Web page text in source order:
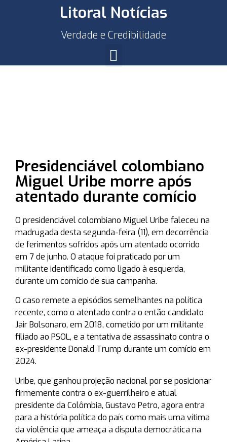
Litoral Notícias
Verdade e Credibilidade
Presidenciável colombiano
Miguel Uribe morre após
atentado durante comício
O presidenciável colombiano Miguel Uribe faleceu na
madrugada desta segunda-feira (11), em decorrência
de ferimentos sofridos após um atentado ocorrido
em 7 de junho. O ataque foi praticado por um
militante identificado como ligado à esquerda,
durante um comício de sua campanha.
O caso remete a episódios semelhantes na política
recente, como o atentado contra o então candidato
Jair Bolsonaro, em 2018, cometido por um militante
filiado ao PSOL, e a tentativa de assassinato contra o
ex-presidente Donald Trump durante um comício em
2024.
Uribe, que ganhou projeção nacional por se posicionar
firmemente contra o ex-guerrilheiro e atual
presidente da Colômbia, Gustavo Petro, agora entra
para a história política do país como mais uma vítima
da violência que ameaça a disputa democrática na